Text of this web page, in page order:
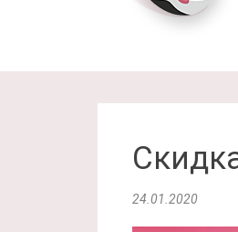
24.01.2020